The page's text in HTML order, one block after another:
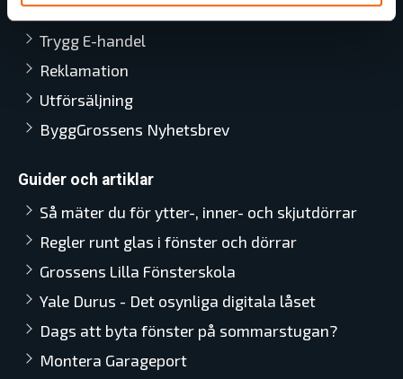
Offertförfrågan
Trygg E-handel
Reklamation
Utförsäljning
ByggGrossens Nyhetsbrev
Guider och artiklar
Så mäter du för ytter-, inner- och skjutdörrar
Regler runt glas i fönster och dörrar
Grossens Lilla Fönsterskola
Yale Durus - Det osynliga digitala låset
Dags att byta fönster på sommarstugan?
Montera Garageport